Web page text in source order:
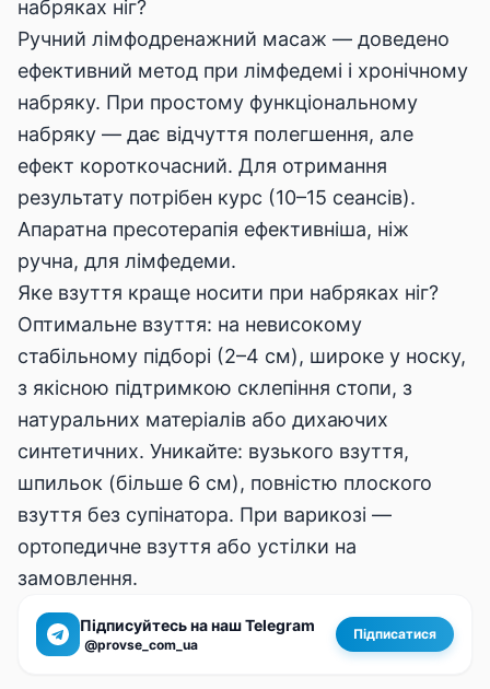
набряках ніг?
Ручний лімфодренажний масаж — доведено
ефективний метод при лімфедемі і хронічному
набряку. При простому функціональному
набряку — дає відчуття полегшення, але
ефект короткочасний. Для отримання
результату потрібен курс (10–15 сеансів).
Апаратна пресотерапія ефективніша, ніж
ручна, для лімфедеми.
Яке взуття краще носити при набряках ніг?
Оптимальне взуття: на невисокому
стабільному підборі (2–4 см), широке у носку,
з якісною підтримкою склепіння стопи, з
натуральних матеріалів або дихаючих
синтетичних. Уникайте: вузького взуття,
шпильок (більше 6 см), повністю плоского
взуття без супінатора. При варикозі —
ортопедичне взуття або устілки на
замовлення.
Підписуйтесь на наш Telegram
@provse_com_ua
Підписатися